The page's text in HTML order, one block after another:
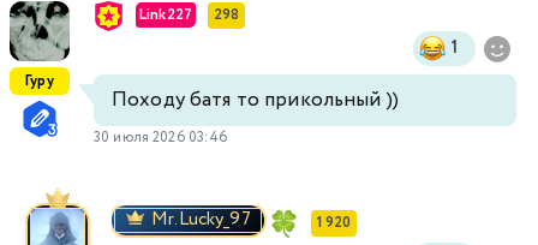
Гуру
Link227 298
1
Походу батя то прикольный ))
30 июля 2026 03:46
Mr.Lucky_97 1 920